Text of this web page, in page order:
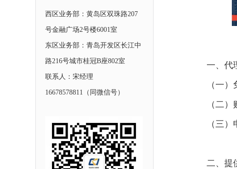
西区业务部：黄岛区双珠路207
号金融广场2号楼6001室
东区业务部：青岛开发区长江中
路216号城市桂冠B座802室
联系人：宋经理
16678578811 （同微信号）
一、代
（一
（二
（三
二、提